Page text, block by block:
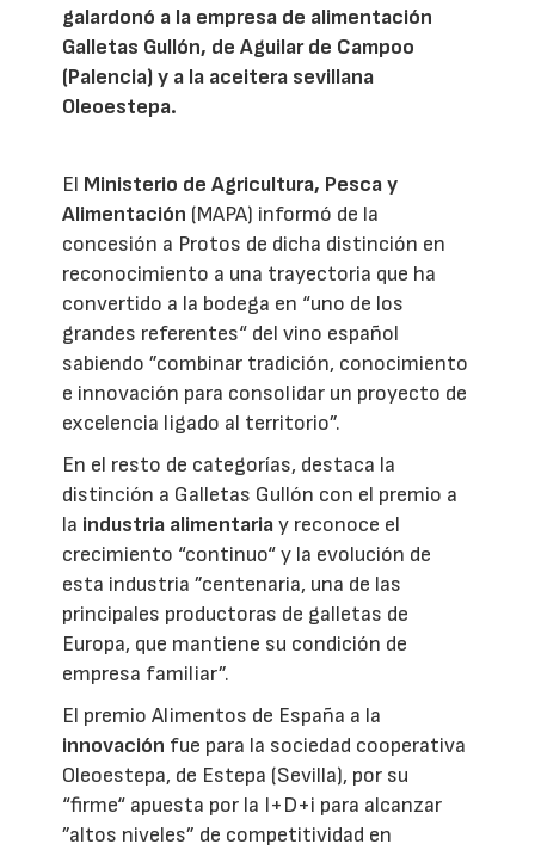
galardonó a la empresa de alimentación
Galletas Gullón, de Aguilar de Campoo
(Palencia) y a la aceitera sevillana
Oleoestepa.
El Ministerio de Agricultura, Pesca y
Alimentación (MAPA) informó de la
concesión a Protos de dicha distinción en
reconocimiento a una trayectoria que ha
convertido a la bodega en “uno de los
grandes referentes“ del vino español
sabiendo ”combinar tradición, conocimiento
e innovación para consolidar un proyecto de
excelencia ligado al territorio”.
En el resto de categorías, destaca la
distinción a Galletas Gullón con el premio a
la industria alimentariay reconoce el
crecimiento “continuo“ y la evolución de
esta industria ”centenaria, una de las
principales productoras de galletas de
Europa, que mantiene su condición de
empresa familiar”.
El premio Alimentos de España a la
innovación fue para la sociedad cooperativa
Oleoestepa, de Estepa (Sevilla), por su
“firme“ apuesta por la I+D+i para alcanzar
”altos niveles” de competitividad en